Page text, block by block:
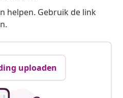
helpen. Gebruik de link
uploaden